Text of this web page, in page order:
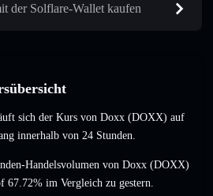
der Solflare-Wallet kaufen
sich der Kurs von Doxx (DOXX) auf
innerhalb von 24 Stunden.
Handelsvolumen von Doxx (DOXX)
67.72% im Vergleich zu gestern.